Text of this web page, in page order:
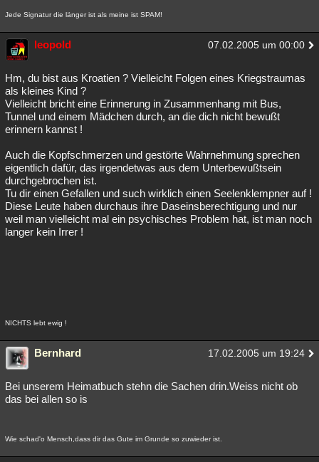
Jede Signatur die länger ist als meine ist SPAM!
leopold 07.02.2005 um 00:00
Hm, du bist aus Kroatien ? Vielleicht Folgen eines Kriegstraumas
als kleines Kind ?
Vielleicht bricht eine Erinnerung in Zusammenhang mit Bus,
Tunnel und einem Mädchen durch, an die dich nicht bewußt
erinnern kannst !
Auch die Kopfschmerzen und gestörte Wahrnehmung sprechen
eigentlich dafür, das irgendetwas aus dem Unterbewußtsein
durchgebrochen ist.
Tu dir einen Gefallen und such wirklich einen Seelenklempner auf !
Diese Leute haben durchaus ihre Daseinsberechtigung und nur
weil man vielleicht mal ein psychisches Problem hat, ist man noch
langer kein Irrer !
NICHTS lebt ewig !
Bernhard 17.02.2005 um 19:24
Bei unserem Heimatbuch stehn die Sachen drin.Weiss nicht ob
das bei allen so is
Wie schad'o Mensch,dass dir das Gute im Grunde so zuwieder ist.